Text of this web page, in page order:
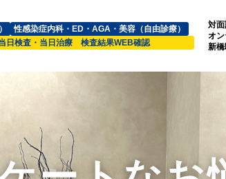
性感染症内科・ED・AGA・美容（自由診療）
日検査・当日治療 検査結果WEB確認
対
オ
新